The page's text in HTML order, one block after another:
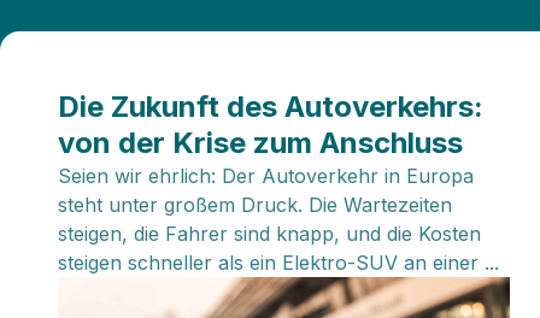
Die Zukunft des Autoverkehrs:
von der Krise zum Anschluss
Seien wir ehrlich: Der Autoverkehr in Europa
steht unter großem Druck. Die Wartezeiten
steigen, die Fahrer sind knapp, und die Kosten
steigen schneller als ein Elektro-SUV an einer ...